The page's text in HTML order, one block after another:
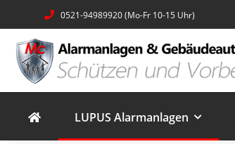
0521-94989920 (Mo-Fr 10-15 Uhr)
LUPUS Alarmanlagen